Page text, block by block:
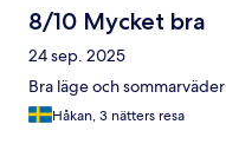
8/10 Mycket bra
24 sep. 2025
Bra läge och sommarväder
Håkan, 3 nätters resa